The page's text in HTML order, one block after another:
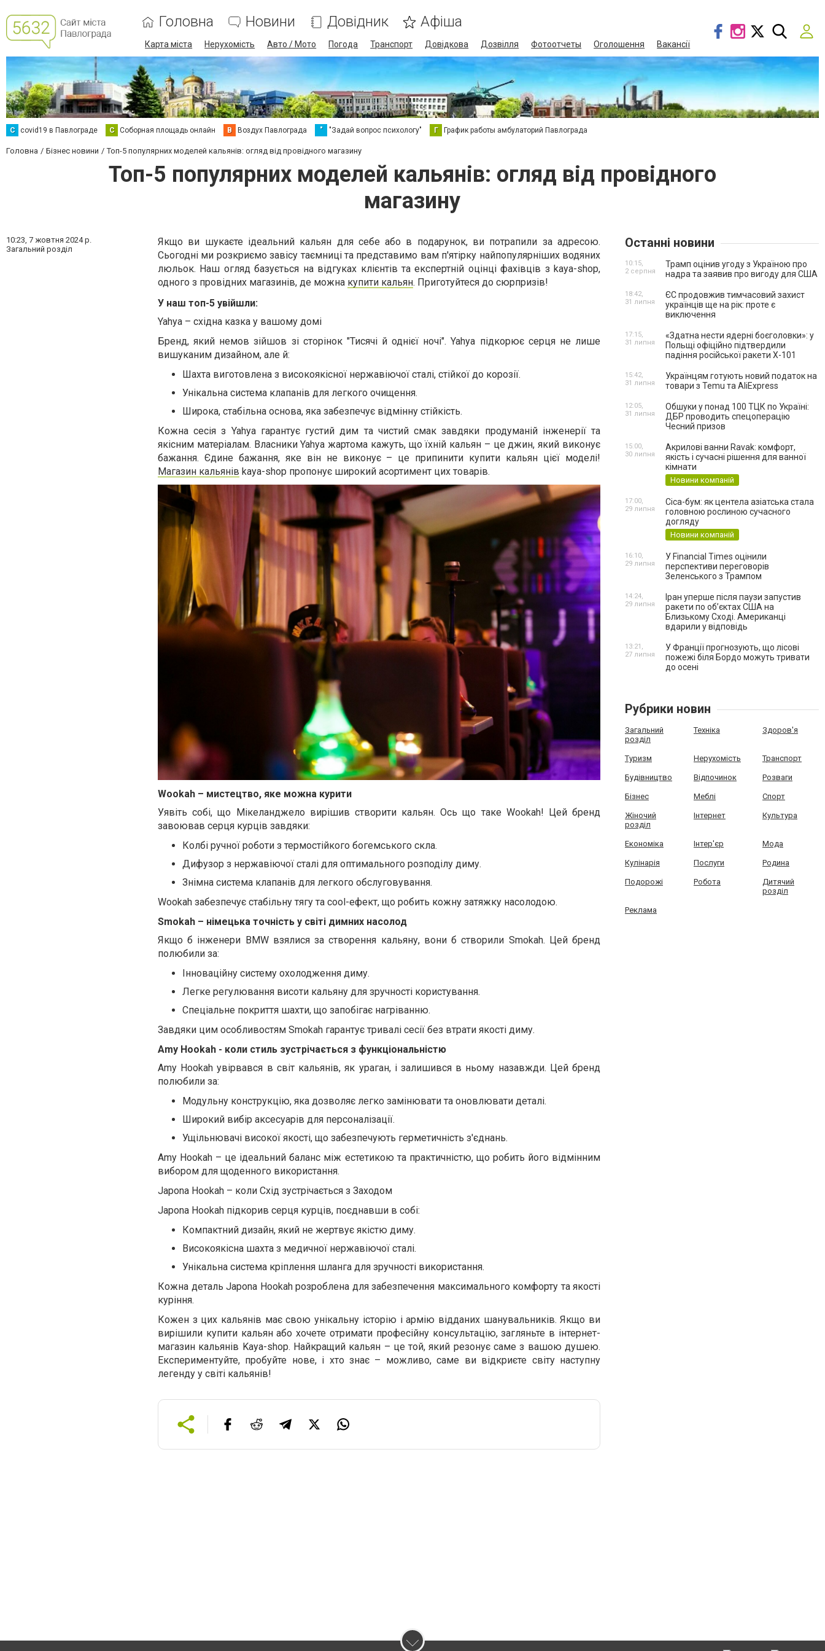
Головна Новини Довідник Афіша
Карта міста Нерухомість Авто / Мото Погода Транспорт Довідкова Дозвілля Фотоотчеты Оголошення Вакансії
C covid19 в Павлограде С Соборная площадь онлайн В Воздух Павлограда " "Задай вопрос психологу" Г График работы амбулаторий Павлограда
Головна Бізнес новини Топ-5 популярних моделей кальянів: огляд від провідного магазину
Топ-5 популярних моделей кальянів: огляд від провідного
магазину
10:23, 7 жовтня 2024 р.
Загальний розділ
Якщо ви шукаєте ідеальний кальян для себе або в подарунок, ви потрапили за адресою.
Сьогодні ми розкриємо завісу таємниці та представимо вам п'ятірку найпопулярніших водяних
люльок. Наш огляд базується на відгуках клієнтів та експертній оцінці фахівців з kaya-shop,
одного з провідних магазинів, де можна купити кальян. Приготуйтеся до сюрпризів!
У наш топ-5 увійшли:
Yahya – східна казка у вашому домі
Бренд, який немов зійшов зі сторінок "Тисячі й однієї ночі". Yahya підкорює серця не лише
вишуканим дизайном, але й:
Шахта виготовлена з високоякісної нержавіючої сталі, стійкої до корозії.
Унікальна система клапанів для легкого очищення.
Широка, стабільна основа, яка забезпечує відмінну стійкість.
Кожна сесія з Yahya гарантує густий дим та чистий смак завдяки продуманій інженерії та
якісним матеріалам. Власники Yahya жартома кажуть, що їхній кальян – це джин, який виконує
бажання. Єдине бажання, яке він не виконує – це припинити купити кальян цієї моделі!
Магазин кальянів kaya-shop пропонує широкий асортимент цих товарів.
Wookah – мистецтво, яке можна курити
Уявіть собі, що Мікеланджело вирішив створити кальян. Ось що таке Wookah! Цей бренд
завоював серця курців завдяки:
Колбі ручної роботи з термостійкого богемського скла.
Дифузор з нержавіючої сталі для оптимального розподілу диму.
Знімна система клапанів для легкого обслуговування.
Wookah забезпечує стабільну тягу та cool-ефект, що робить кожну затяжку насолодою.
Smokah – німецька точність у світі димних насолод
Якщо б інженери BMW взялися за створення кальяну, вони б створили Smokah. Цей бренд
полюбили за:
Інноваційну систему охолодження диму.
Легке регулювання висоти кальяну для зручності користування.
Спеціальне покриття шахти, що запобігає нагріванню.
Завдяки цим особливостям Smokah гарантує тривалі сесії без втрати якості диму.
Amy Hookah - коли стиль зустрічається з функціональністю
Amy Hookah увірвався в світ кальянів, як ураган, і залишився в ньому назавжди. Цей бренд
полюбили за:
Модульну конструкцію, яка дозволяє легко замінювати та оновлювати деталі.
Широкий вибір аксесуарів для персоналізації.
Ущільнювачі високої якості, що забезпечують герметичність з'єднань.
Amy Hookah – це ідеальний баланс між естетикою та практичністю, що робить його відмінним
вибором для щоденного використання.
Japona Hookah – коли Схід зустрічається з Заходом
Japona Hookah підкорив серця курців, поєднавши в собі:
Компактний дизайн, який не жертвує якістю диму.
Високоякісна шахта з медичної нержавіючої сталі.
Унікальна система кріплення шланга для зручності використання.
Кожна деталь Japona Hookah розроблена для забезпечення максимального комфорту та якості
куріння.
Кожен з цих кальянів має свою унікальну історію і армію відданих шанувальників. Якщо ви
вирішили купити кальян або хочете отримати професійну консультацію, загляньте в інтернет-
магазин кальянів Kaya-shop. Найкращий кальян – це той, який резонує саме з вашою душею.
Експериментуйте, пробуйте нове, і хто знає – можливо, саме ви відкриєте світу наступну
легенду у світі кальянів!
Останні новини
Трамп оцінив угоду з Україною про
надра та заявив про вигоду для США
10:15,
2 серпня
ЄС продовжив тимчасовий захист
українців ще на рік: проте є
виключення
18:42,
31 липня
«Здатна нести ядерні боєголовки»: у
Польщі офіційно підтвердили
падіння російської ракети Х-101
17:15,
31 липня
Українцям готують новий податок на
товари з Temu та AliExpress
15:42,
31 липня
Обшуки у понад 100 ТЦК по Україні:
ДБР проводить спецоперацію
Чесний призов
12:05,
31 липня
Акрилові ванни Ravak: комфорт,
якість і сучасні рішення для ванної
кімнати
Новини компаній
15:00,
30 липня
Cica-бум: як центела азіатська стала
головною рослиною сучасного
догляду
Новини компаній
17:00,
29 липня
У Financial Times оцінили
перспективи переговорів
Зеленського з Трампом
16:10,
29 липня
Іран уперше після паузи запустив
ракети по обʼєктах США на
Близькому Сході. Американці
вдарили у відповідь
14:24,
29 липня
У Франції прогнозують, що лісові
пожежі біля Бордо можуть тривати
до осені
13:21,
27 липня
Рубрики новин
Загальний
розділ
Техніка Здоров'я
Туризм Нерухомість Транспорт
Будівництво Відпочинок Розваги
Бізнес Меблі Спорт
Жіночий
розділ
Інтернет Культура
Економіка Інтер'єр Мода
Кулінарія Послуги Родина
Подорожі Робота
Дитячий
розділ
Реклама